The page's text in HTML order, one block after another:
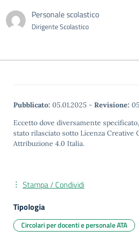
Personale scolastico
Dirigente Scolastico
Pubblicato: 05.01.2025 - Revisione:
Eccetto dove diversamente
stato rilasciato sotto Licenza Creative
Attribuzione 4.0 Italia.
Stampa / Condividi
Tipologia
Circolari per docenti e personale ATA